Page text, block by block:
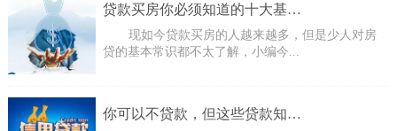
贷款买房你必须知道的十大基…
现如今贷款买房的人越来越多，但是少人对房
贷的基本常识都不太了解，小编今...
你可以不贷款，但这些贷款知…